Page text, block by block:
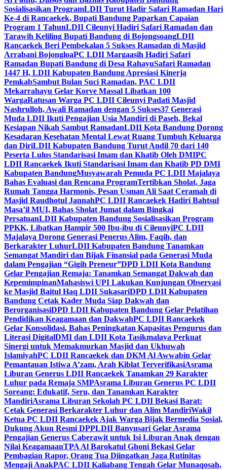
Sosialisasikan ProgramLDII Turut Hadir Safari Ramadan Hari
Ke-4 di Rancaekek, Bupati Bandung Paparkan Capaian
Program 1 TahunLDII Cileunyi Hadiri Safari Ramadan dan
Tarawih Keliling Bupati Bandung di BojongsoangLDII
Rancaekek Beri Pembekalan 5 Sukses Ramadan di Masjid
Arrabani BojongloaPC LDII Margaasih Hadiri Safari
Ramadan Bupati Bandung di Desa RahayuSafari Ramadan
1447 H, LDII Kabupaten Bandung Apresiasi Kinerja
PemkabSambut Bulan Suci Ramadan, PAC LDII
Mekarrahayu Gelar Korve Massal Libatkan 100
WargaRatusan Warga PC LDII Cileunyi Padati Masjid
Nashrulloh, Awali Ramadan dengan 5 Sukses37 Generasi
Muda LDII Ikuti Pengajian Usia Mandiri di Paseh, Bekal
Kesiapan Nikah Sambut RamadanLDII Kota Bandung Dorong
Kesadaran Kesehatan Mental Lewat Ruang Tumbuh Keluarga
dan DiriLDII Kabupaten Bandung Turut Andil 70 dari 140
Peserta Lulus Standarisasi Imam dan Khatib Oleh DMIPC
LDII Rancaekek Ikuti Standarisasi Imam dan Khatib PD DMI
Kabupaten BandungMusyawarah Pemuda PC LDII Majalaya
Bahas Evaluasi dan Rencana ProgramTertibkan Sholat, Jaga
Rumah Tangga Harmonis, Pesan Usman Ali Saat Ceramah di
Masjid Raudhotul JannahPC LDII Rancaekek Hadiri Bahtsul
Masa’il MUI, Bahas Sholat Jumat dalam Bingkai
PersatuanLDII Kabupaten Bandung Sosialisasikan Program
PPKK, Libatkan Hampir 500 Ibu-ibu di CileunyiPC LDII
Majalaya Dorong Generasi Penerus Alim, Faqih, dan
Berkarakter LuhurLDII Kabupaten Bandung Tanamkan
Semangat Mandiri dan Bijak Finansial pada Generasi Muda
dalam Pengajian “Gigih Preneur”DPD LDII Kota Bandung
Gelar Pengajian Remaja: Tanamkan Semangat Dakwah dan
KepemimpinanMahasiswi UPI Lakukan Kunjungan Observasi
ke Masjid Baitul Haq LDII SukasariDPD LDII Kabupaten
Bandung Cetak Kader Muda Siap Dakwah dan
BerorganisasiDPD LDII Kabupaten Bandung Gelar Pelatihan
Pendidikan Keagamaan dan DakwahPC LDII Rancaekek
Gelar Konsolidasi, Bahas Peningkatan Kapasitas Pengurus dan
Literasi DigitalDMI dan LDII Kota Tasikmalaya Perkuat
Sinergi untuk Memakmurkan Masjid dan Ukhuwah
IslamiyahPC LDII Rancaekek dan DKM Al Awwabin Gelar
Pemantauan Istiwa A’zam, Arah Kiblat TerverifikasiAsrama
Liburan Generus LDII Rancaekek Tanamkan 29 Karakter
Luhur pada Remaja SMPAsrama Liburan Generus PC LDII
Soreang: Edukatif, Seru, dan Tanamkan Karakter
MandiriAsrama Liburan Sekolah PC LDII Bekasi Barat:
Cetak Generasi Berkarakter Luhur dan Alim MandiriWakil
Ketua PC LDII Rancaekek Ajak Warga Bijak Bermedia Sosial,
Dukung Akun Resmi DPPLDII Banyusari Gelar Asrama
Pengajian Generus Caberawit untuk Isi Liburan Anak dengan
Nilai KeagamaanTPA Al Barokatul Ghoni Bekasi Gelar
Pembagian Rapor, Orang Tua Diingatkan Jaga Rutinitas
Mengaji AnakPAC LDII Kaliabang Tengah Gelar Munaqosah,